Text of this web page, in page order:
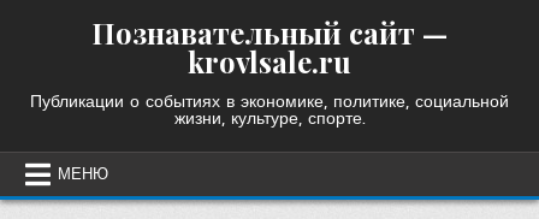
Познавательный сайт —
krovlsale.ru
Публикации о событиях в экономике, политике, социальной
жизни, культуре, спорте.
МЕНЮ